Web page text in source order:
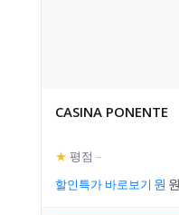
CASINA PONENTE
★ 평점 –
할인특가 바로보기